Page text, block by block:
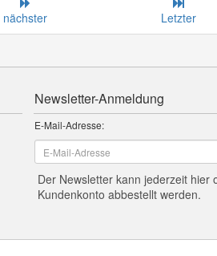
nächster Letzter
Newsletter-Anmeldung
E-Mail-Adresse:
Der Newsletter kann jederzeit hier
Kundenkonto abbestellt werden.